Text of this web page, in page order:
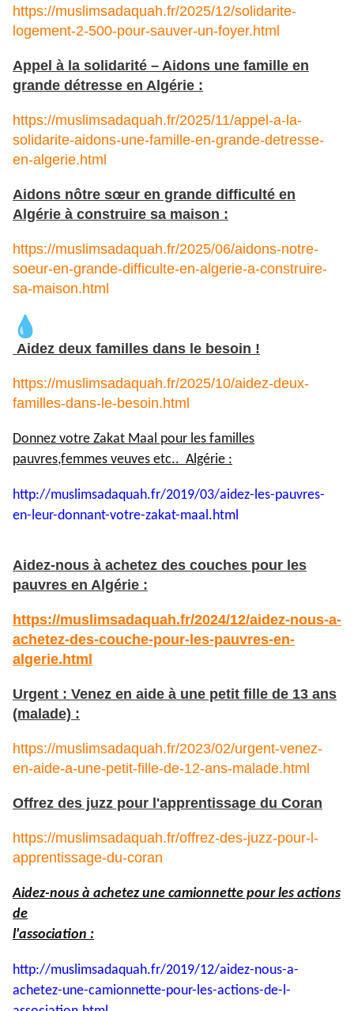
https://muslimsadaquah.fr/2025/12/solidarite-
logement-2-500-pour-sauver-un-foyer.html
Appel à la solidarité – Aidons une famille en
grande détresse en Algérie :
https://muslimsadaquah.fr/2025/11/appel-a-la-
solidarite-aidons-une-famille-en-grande-detresse-
en-algerie.html
Aidons nôtre sœur en grande difficulté en
Algérie à construire sa maison :
https://muslimsadaquah.fr/2025/06/aidons-notre-
soeur-en-grande-difficulte-en-algerie-a-construire-
sa-maison.html
Aidez deux familles dans le besoin !
https://muslimsadaquah.fr/2025/10/aidez-deux-
familles-dans-le-besoin.html
Donnez votre Zakat Maal pour les familles
pauvres,femmes veuves etc.. Algérie :
http://muslimsadaquah.fr/2019/03/aidez-les-pauvres-
en-leur-donnant-votre-zakat-maal.html
Aidez-nous à achetez des couches pour les
pauvres en Algérie :
https://muslimsadaquah.fr/2024/12/aidez-nous-a-
achetez-des-couche-pour-les-pauvres-en-
algerie.html
Urgent : Venez en aide à une petit fille de 13 ans
(malade) :
https://muslimsadaquah.fr/2023/02/urgent-venez-
en-aide-a-une-petit-fille-de-12-ans-malade.html
Offrez des juzz pour l'apprentissage du Coran
https://muslimsadaquah.fr/offrez-des-juzz-pour-l-
apprentissage-du-coran
Aidez-nous à achetez une camionnette pour les actions
de
l'association :
http://muslimsadaquah.fr/2019/12/aidez-nous-a-
achetez-une-camionnette-pour-les-actions-de-l-